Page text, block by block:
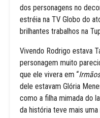
dos personagens no
estréia na TV Globo do
brilhantes trabalhos na
Vivendo Rodrigo estava
personagem muito
que ele vivera em “
dele estavam Glória
como a filha mimada do
da história teve mais